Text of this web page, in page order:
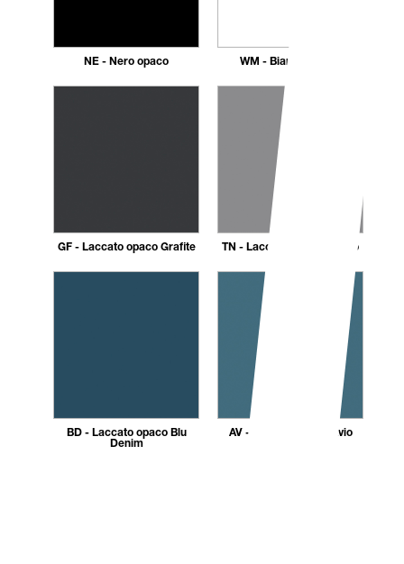
NE - Nero opaco WM - Bianco Opaco
GF - Laccato opaco Grafite TN - Laccato opaco Titanio
BD - Laccato opaco Blu
Denim
AV - Laccato opaco Avio